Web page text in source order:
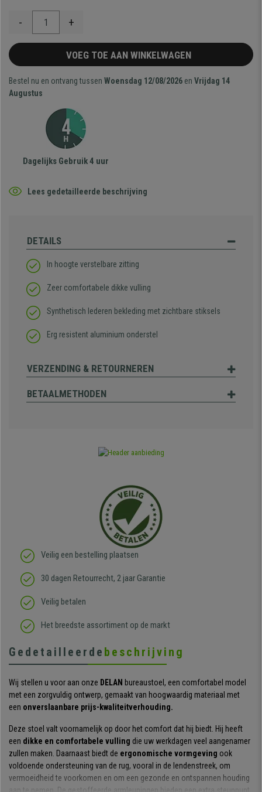
- +
VOEG TOE AAN WINKELWAGEN
Bestel nu en ontvang tussen Woensdag 12/08/2026 en Vrijdag 14
Augustus
Dagelijks Gebruik 4 uur
Lees gedetailleerde beschrijving
DETAILS
In hoogte verstelbare zitting
Zeer comfortabele dikke vulling
Synthetisch lederen bekleding met zichtbare stiksels
Erg resistent aluminium onderstel
VERZENDING & RETOURNEREN
BETAALMETHODEN
Veilig een bestelling plaatsen
30 dagen Retourrecht, 2 jaar Garantie
Veilig betalen
Het breedste assortiment op de markt
Gedetailleerde beschrijving
Wij stellen u voor aan onze DELAN bureaustoel, een comfortabel model
met een zorgvuldig ontwerp, gemaakt van hoogwaardig materiaal met
een onverslaanbare prijs-kwaliteitverhouding.
Deze stoel valt voornamelijk op door het comfort dat hij biedt. Hij heeft
een dikke en comfortabele vulling die uw werkdagen veel aangenamer
zullen maken. Daarnaast biedt de ergonomische vormgeving ook
voldoende ondersteuning van de rug, vooral in de lendenstreek, om
vermoeidheid te voorkomen en om een gezonde en ontspannen houding